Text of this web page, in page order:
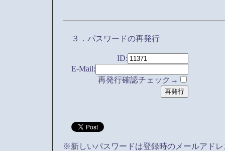
３．パスワードの再発行
ID:
E-Mail:
再発行確認チェック→
※新しいパスワードは登録時のメールアド